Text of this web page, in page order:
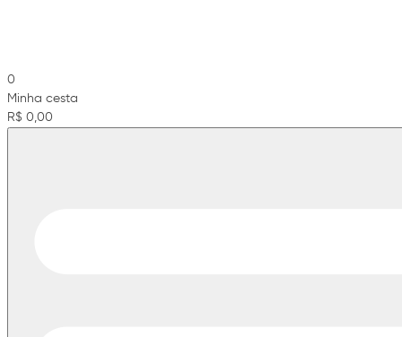
0
Minha cesta
R$ 0,00